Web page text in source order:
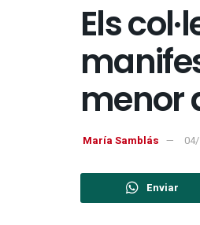
Els
menor
María Samblás
Enviar